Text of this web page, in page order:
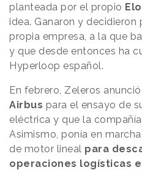
planteada por el propio
idea. Ganaron y decidieron
propia empresa, a la que
y que desde entonces ha
Hyperloop español.
En febrero, Zeleros
Airbus para el ensayo de
eléctrica y que la
Asimismo, ponía en
de motor lineal para
operaciones logísticas